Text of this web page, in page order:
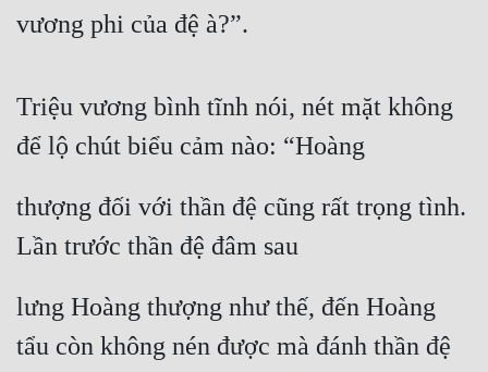
vương phi của đệ à?”.
Triệu vương bình tĩnh nói, nét mặt không
để lộ chút biểu cảm nào: “Hoàng
thượng đối với thần đệ cũng rất trọng tình.
Lần trước thần đệ đâm sau
lưng Hoàng thượng như thế, đến Hoàng
tẩu còn không nén được mà đánh thần đệ